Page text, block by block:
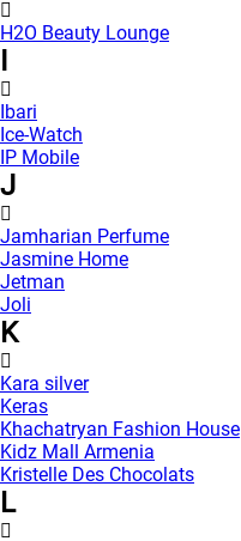
H2O Beauty Lounge
Ibari
Ice-Watch
IP Mobile
J
Jamharian Perfume
Jasmine Home
Jetman
Joli
K
Kara silver
Keras
Khachatryan Fashion House
Kidz Mall Armenia
Kristelle Des Chocolats
L